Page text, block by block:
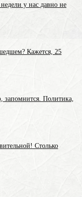
у нас давно не
Кажется, 25
запомнится. Политика,
Столько